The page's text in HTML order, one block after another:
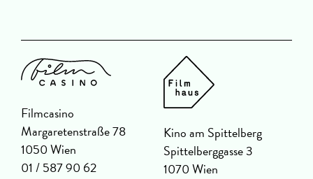
Filmcasino
Margaretenstraße 78
1050 Wien
01 / 587 90 62
Kino am Spittelberg
Spittelberggasse 3
1070 Wien